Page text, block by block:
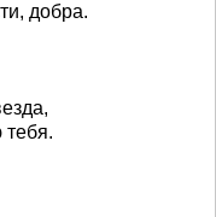
добра.